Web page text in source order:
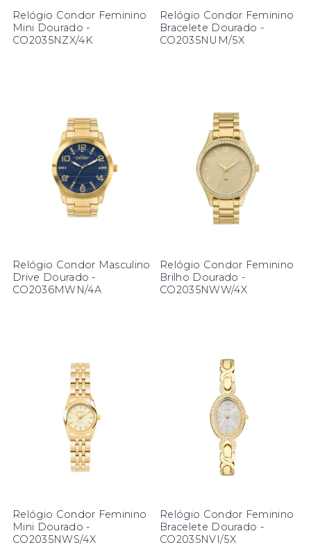
Relógio Condor Feminino
Mini Dourado -
CO2035NZX/4K
Relógio Condor Feminino
Bracelete Dourado -
CO2035NUM/5X
Relógio Condor Masculino
Drive Dourado -
CO2036MWN/4A
Relógio Condor Feminino
Brilho Dourado -
CO2035NWW/4X
Relógio Condor Feminino
Mini Dourado -
CO2035NWS/4X
Relógio Condor Feminino
Bracelete Dourado -
CO2035NVI/5X